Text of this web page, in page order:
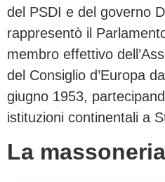
del PSDI e del governo
rappresentò il
membro effettivo
del Consiglio d’Europa
giugno 1953,
istituzioni continentali a
La massoneria